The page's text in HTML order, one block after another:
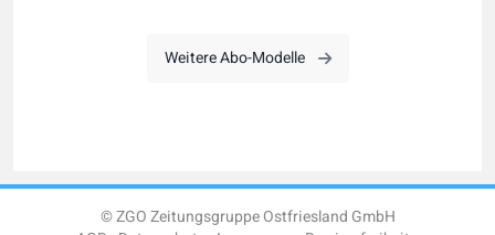
Weitere Abo-Modelle
© ZGO Zeitungsgruppe Ostfriesland GmbH